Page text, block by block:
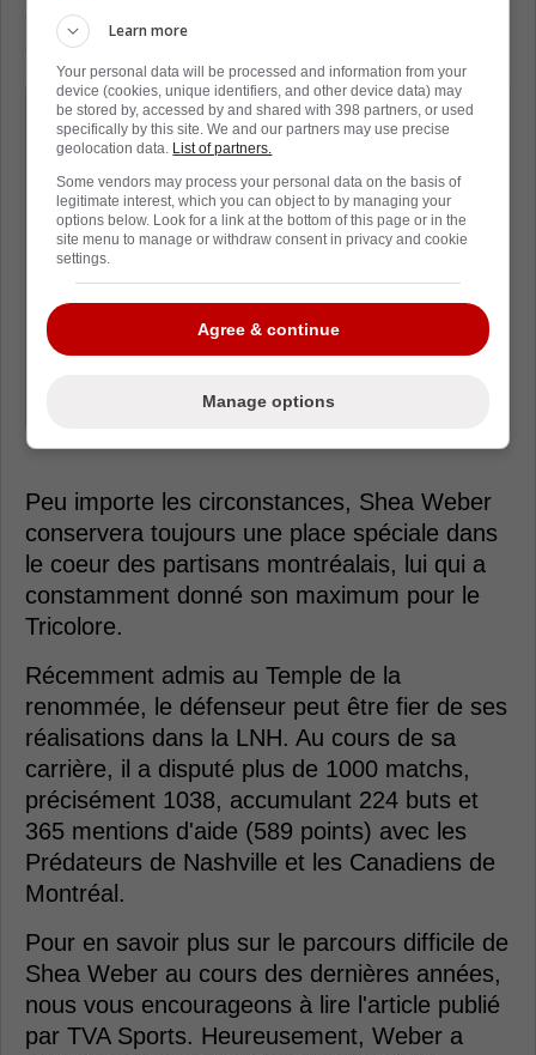
s'est excusé de ne pas avoir communiqué
sur sa situation.
« Mentalement, ça n'allait pas et
physiquement non plus. Je savais que
je ne pouvais plus jouer et ça me
frustrait. Mon agent m'appelait pour
savoir ce qui se passait, mais je ne
voulais parler à personne, que ce soit
la famille, les amis, les journalistes ou
les autres. Je suis désolé pour cela, ce
Peu importe les circonstances, Shea Weber
conservera toujours une place spéciale dans
le coeur des partisans montréalais, lui qui a
constamment donné son maximum pour le
Tricolore.
Récemment admis au Temple de la
renommée, le défenseur peut être fier de ses
réalisations dans la LNH. Au cours de sa
carrière, il a disputé plus de 1000 matchs,
précisément 1038, accumulant 224 buts et
365 mentions d'aide (589 points) avec les
Prédateurs de Nashville et les Canadiens de
Montréal.
Pour en savoir plus sur le parcours difficile de
Shea Weber au cours des dernières années,
nous vous encourageons à lire l'article publié
par TVA Sports. Heureusement, Weber a
Learn more
Your personal data will be processed and information from your
device (cookies, unique identifiers, and other device data) may
be stored by, accessed by and shared with 398 partners, or used
specifically by this site. We and our partners may use precise
geolocation data. List of partners.
Some vendors may process your personal data on the basis of
legitimate interest, which you can object to by managing your
options below. Look for a link at the bottom of this page or in the
site menu to manage or withdraw consent in privacy and cookie
settings.
Agree & continue
Manage options